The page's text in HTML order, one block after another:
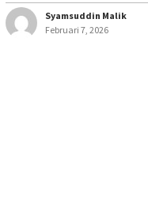
Syamsuddin Malik
Februari 7, 2026